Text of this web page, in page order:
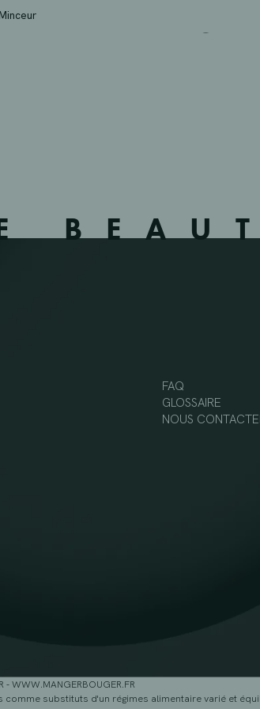
116103 –
FAQ
GLOSSAIRE
NOUS
- WWW.MANGERBOUGER.FR
substituts d'un régimes alimentaire varié et